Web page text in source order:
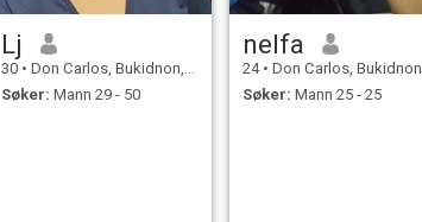
Lj
30 • Don Carlos, Bukidnon, Filippinene
Søker: Mann 29 - 50
nelfa
24 • Don Carlos, Bukidnon, Filippinene
Søker: Mann 25 - 25